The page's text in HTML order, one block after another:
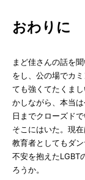
おわりに
まど佳さんの話を
をし、公の場でカ
ても強くてたくま
かしながら、本当
日までクローズド
そこにはいた。現
教育者としてもダ
不安を抱えたLGBT
ろうか。